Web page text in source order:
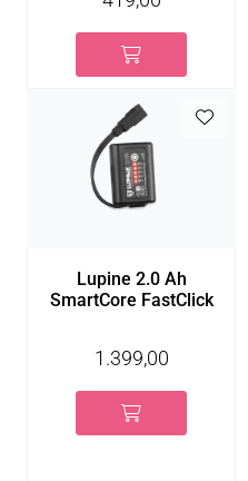
Lupine 2.0 Ah
SmartCore FastClick
1.399,00